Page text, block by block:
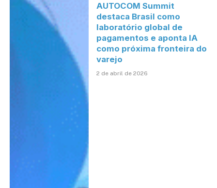
AUTOCOM Summit
destaca Brasil como
laboratório global de
pagamentos e aponta IA
como próxima fronteira do
varejo
2 de abril de 2026